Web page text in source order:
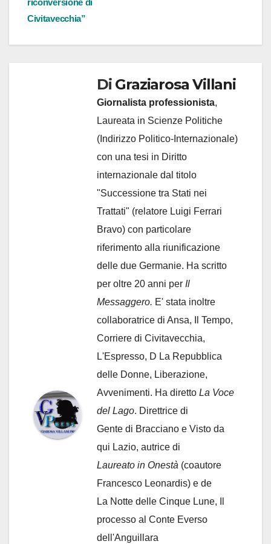
riconversione di
Civitavecchia”
Di Graziarosa Villani
Giornalista professionista,
Laureata in Scienze Politiche
(Indirizzo Politico-Internazionale)
con una tesi in Diritto
internazionale dal titolo
"Successione tra Stati nei
Trattati" (relatore Luigi Ferrari
Bravo) con particolare
riferimento alla riunificazione
delle due Germanie. Ha scritto
per oltre 20 anni per Il
Messaggero. E' stata inoltre
collaboratrice di Ansa, Il Tempo,
Corriere di Civitavecchia,
L'Espresso, D La Repubblica
delle Donne, Liberazione,
Avvenimenti. Ha diretto La Voce
del Lago. Direttrice di
Gente di Bracciano e Visto da
qui Lazio, autrice di
Laureato in Onestà (coautore
Francesco Leonardis) e de
La Notte delle Cinque Lune, Il
processo al Conte Everso
dell'Anguillara